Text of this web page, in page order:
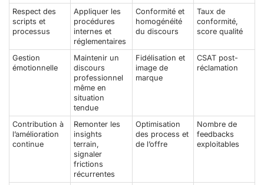
Respect des
scripts et
processus
Appliquer les
procédures
internes et
réglementaires
Conformité et
homogénéité
du discours
Taux de
conformité,
score qualité
Gestion
émotionnelle
Maintenir un
discours
professionnel
même en
situation
tendue
Fidélisation et
image de
marque
CSAT post-
réclamation
Contribution à
l’amélioration
continue
Remonter les
insights
terrain,
signaler
frictions
récurrentes
Optimisation
des process et
de l’offre
Nombre de
feedbacks
exploitables